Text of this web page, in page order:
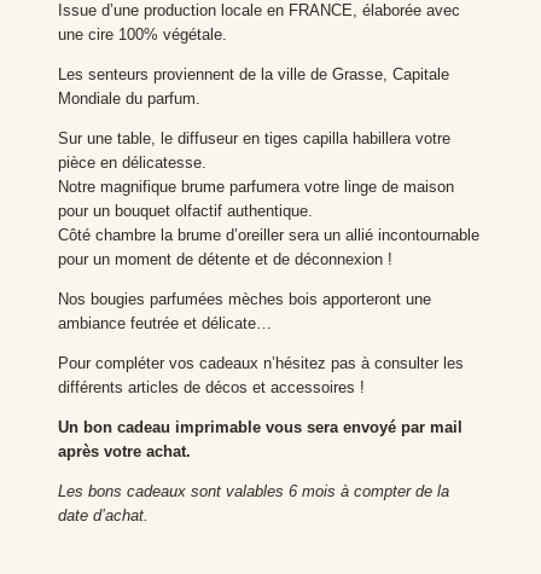
Issue d’une production locale en FRANCE, élaborée avec
une cire 100% végétale.
Les senteurs proviennent de la ville de Grasse, Capitale
Mondiale du parfum.
Sur une table, le diffuseur en tiges capilla habillera votre
pièce en délicatesse.
Notre magnifique brume parfumera votre linge de maison
pour un bouquet olfactif authentique.
Côté chambre la brume d’oreiller sera un allié incontournable
pour un moment de détente et de déconnexion !
Nos bougies parfumées mèches bois apporteront une
ambiance feutrée et délicate…
Pour compléter vos cadeaux n’hésitez pas à consulter les
différents articles de décos et accessoires !
Un bon cadeau imprimable vous sera envoyé par mail
après votre achat.
Les bons cadeaux sont valables 6 mois à compter de la
date d’achat.